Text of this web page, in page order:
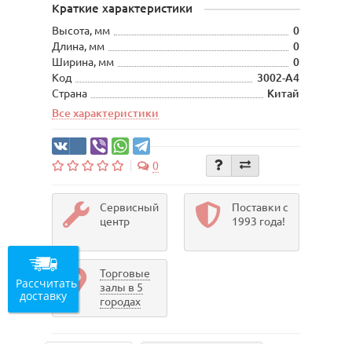
Краткие характеристики
Высота, мм
0
Длина, мм
0
Ширина, мм
0
Код
3002-A4
Страна
Китай
Все характеристики
0
Сервисный
центр
Поставки с
1993 года!
Торговые
залы в 5
городах
Рассчитать
доставку